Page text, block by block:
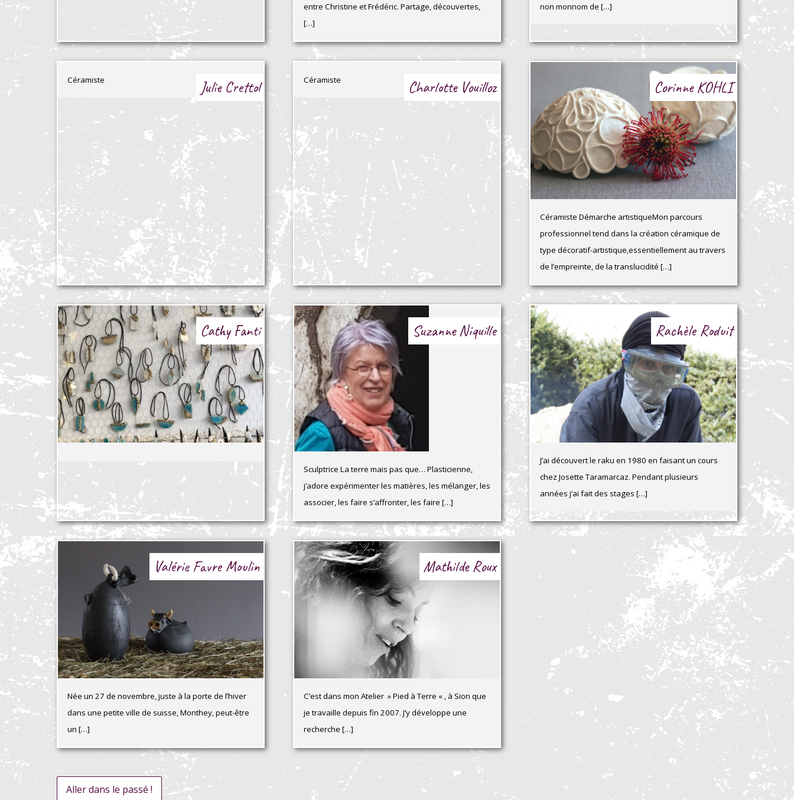
entre Christine et Frédéric. Partage, découvertes,
[…]
non monnom de […]
Julie Crettol
Céramiste Charlotte Vouilloz
Céramiste Corinne KOHLI
Céramiste Démarche artistiqueMon parcours
professionnel tend dans la création céramique de
type décoratif-artistique,essentiellement au travers
de l’empreinte, de la translucidité […]
Cathy Fanti Suzanne Niquille
Sculptrice La terre mais pas que… Plasticienne,
j’adore expérimenter les matières, les mélanger, les
associer, les faire s’affronter, les faire […]
Rachèle Roduit
J’ai découvert le raku en 1980 en faisant un cours
chez Josette Taramarcaz. Pendant plusieurs
années j’ai fait des stages […]
Valérie Favre Moulin
Née un 27 de novembre, juste à la porte de l’hiver
dans une petite ville de suisse, Monthey, peut-être
un […]
Mathilde Roux
C’est dans mon Atelier » Pied à Terre « , à Sion que
je travaille depuis fin 2007. J’y développe une
recherche […]
Aller dans le passé !